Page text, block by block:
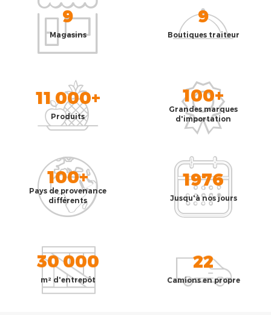
9
Magasins
9
Boutiques traiteur
11 000+
Produits
100+
Grandes marques
d'importation
100+
Pays de provenance
différents
1976
Jusqu'à nos jours
30 000
m² d'entrepôt
22
Camions en propre